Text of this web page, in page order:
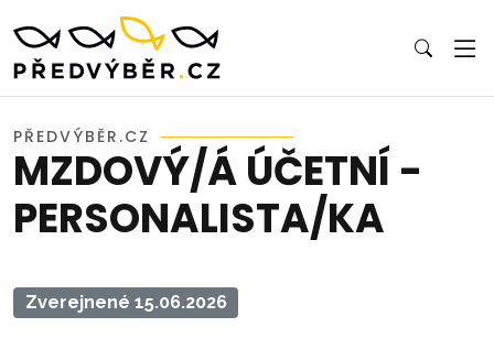
PŘEDVÝBĚR.CZ
MZDOVÝ/Á ÚČETNÍ -
PERSONALISTA/KA
Zverejnené 15.06.2026